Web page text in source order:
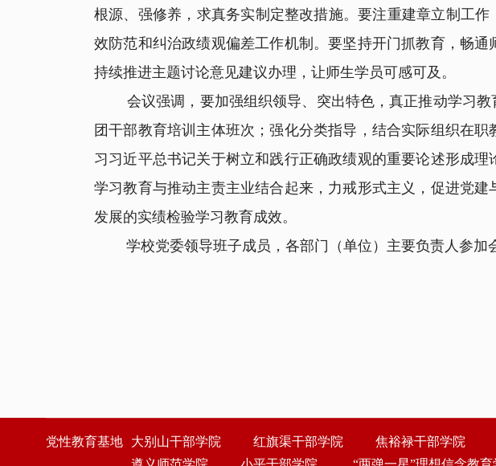
根源、强修养，求真务实制定整改措施。要注重建章立制工
效防范和纠治政绩观偏差工作机制。要坚持开门抓教育，畅
持续推进主题讨论意见建议办理，让师生学员可感可及。
会议强调，要加强组织领导、突出特色，真正推动学习教
团干部教育培训主体班次；强化分类指导，结合实际组织在
习习近平总书记关于树立和践行正确政绩观的重要论述形成
学习教育与推动主责主业结合起来，力戒形式主义，促进党
发展的实绩检验学习教育成效。
学校党委领导班子成员，各部门（单位）主要负责人参加
党性教育基地 大别山干部学院 红旗渠干部学院 焦裕禄干部学院